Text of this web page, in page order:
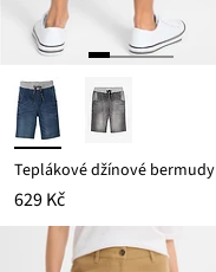
Teplákové džínové bermudy
629 Kč